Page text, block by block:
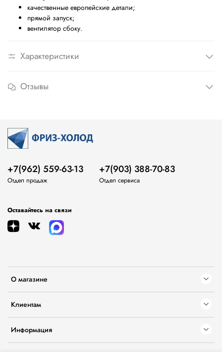
качественные европейские детали;
прямой запуск;
вентилятор сбоку.
Характеристики
Отзывы
О магазине
Клиентам
Информация
+7(962) 559-63-13
Отдел продаж
+7(903) 388-70-83
Отдел сервиса
Оставайтесь на связи